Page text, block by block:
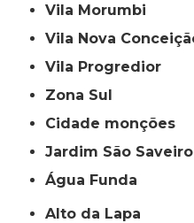
Vila Morumbi
Vila Nova
Vila Progredior
Zona Sul
cidade monções
jardim São Saveiro
Água Funda
Alto da Lapa